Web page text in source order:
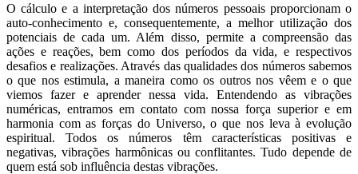
O cálculo e a interpretação dos números pessoais proporcionam o
auto-conhecimento e, consequentemente, a melhor utilização dos
potenciais de cada um. Além disso, permite a compreensão das
ações e reações, bem como dos períodos da vida, e respectivos
desafios e realizações. Através das qualidades dos números sabemos
o que nos estimula, a maneira como os outros nos vêem e o que
viemos fazer e aprender nessa vida. Entendendo as vibrações
numéricas, entramos em contato com nossa força superior e em
harmonia com as forças do Universo, o que nos leva à evolução
espiritual. Todos os números têm características positivas e
negativas, vibrações harmônicas ou conflitantes. Tudo depende de
quem está sob influência destas vibrações.